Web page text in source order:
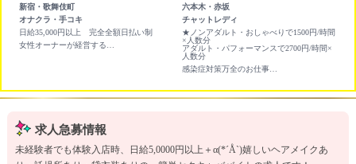
新宿・歌舞伎町
オナクラ・手コキ
日給35,000円以上 完全全額日払い制
六本木・赤坂
チャットレディ
★ノンアダルト・おしゃべりで1500円/時間
×人数分
アダルト・パフォーマンスで2700円/時間×
人数分
求人急募情報
未経験者でも体験入店時、日給5,0000円以上＋α(*´Å`)嬉しいヘアメイクあ